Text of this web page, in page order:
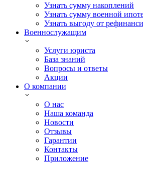
Узнать сумму накоплений
Узнать сумму военной
Узнать выгоду от
Военнослужащим
Услуги юриста
База знаний
Вопросы и ответы
Акции
О компании
О нас
Наша команда
Новости
Отзывы
Гарантии
Контакты
Приложение